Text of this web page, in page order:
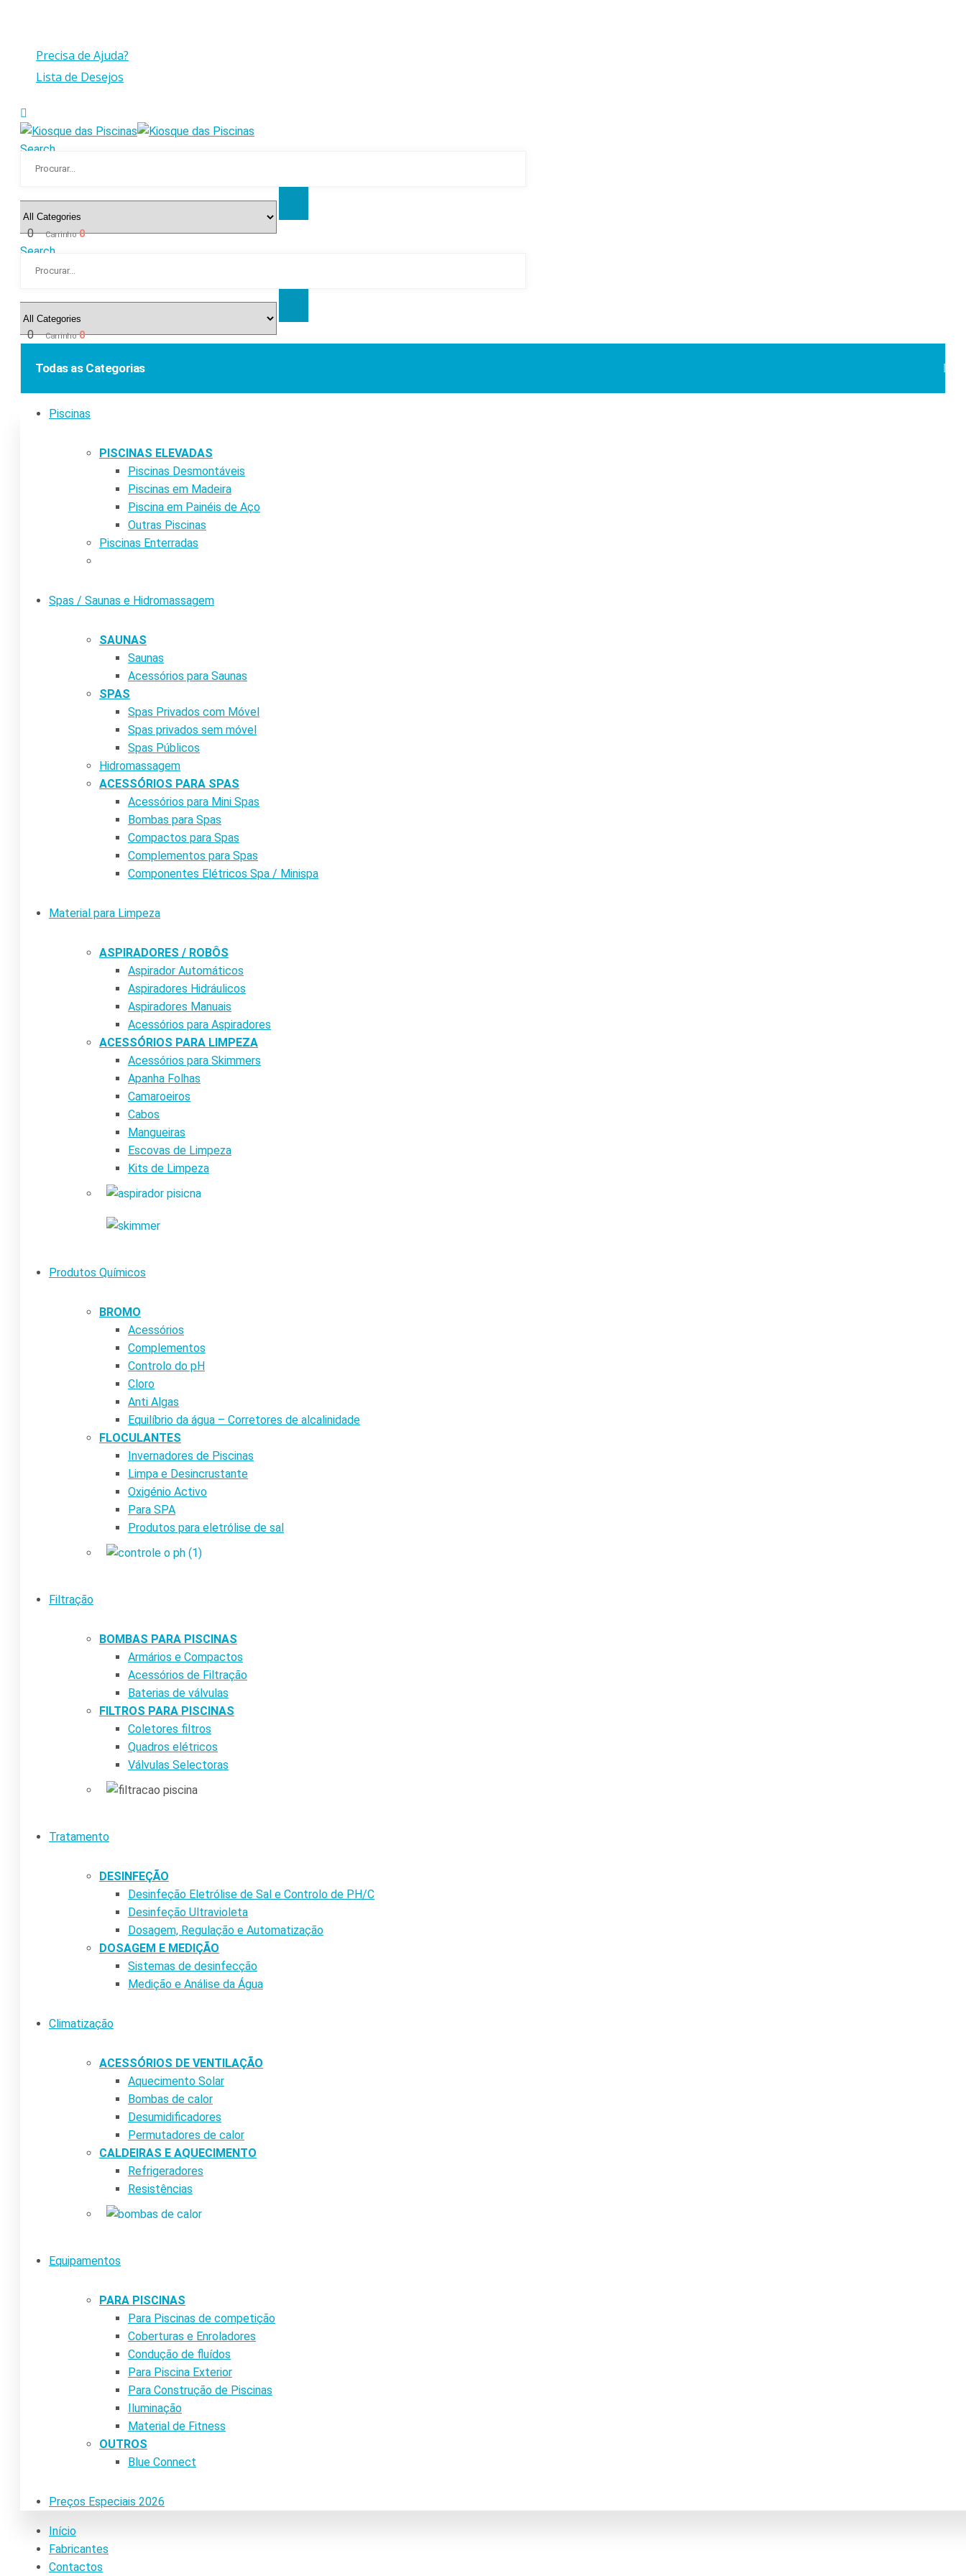
Precisa de Ajuda?
Lista de Desejos
Search
0 Carrinho0
Search
0 Carrinho0
Todas as Categorias
Piscinas
PISCINAS ELEVADAS
Piscinas Desmontáveis
Piscinas em Madeira
Piscina em Painéis de Aço
Outras Piscinas
Piscinas Enterradas
Spas / Saunas e Hidromassagem
SAUNAS
Saunas
Acessórios para Saunas
SPAS
Spas Privados com Móvel
Spas privados sem móvel
Spas Públicos
Hidromassagem
ACESSÓRIOS PARA SPAS
Acessórios para Mini Spas
Bombas para Spas
Compactos para Spas
Complementos para Spas
Componentes Elétricos Spa / Minispa
Material para Limpeza
ASPIRADORES / ROBÔS
Aspirador Automáticos
Aspiradores Hidráulicos
Aspiradores Manuais
Acessórios para Aspiradores
ACESSÓRIOS PARA LIMPEZA
Acessórios para Skimmers
Apanha Folhas
Camaroeiros
Cabos
Mangueiras
Escovas de Limpeza
Kits de Limpeza
Produtos Químicos
BROMO
Acessórios
Complementos
Controlo do pH
Cloro
Anti Algas
Equilíbrio da água – Corretores de alcalinidade
FLOCULANTES
Invernadores de Piscinas
Limpa e Desincrustante
Oxigénio Activo
Para SPA
Produtos para eletrólise de sal
Filtração
BOMBAS PARA PISCINAS
Armários e Compactos
Acessórios de Filtração
Baterias de válvulas
FILTROS PARA PISCINAS
Coletores filtros
Quadros elétricos
Válvulas Selectoras
Tratamento
DESINFEÇÃO
Desinfeção Eletrólise de Sal e Controlo de PH/C
Desinfeção Ultravioleta
Dosagem, Regulação e Automatização
DOSAGEM E MEDIÇÃO
Sistemas de desinfecção
Medição e Análise da Água
Climatização
ACESSÓRIOS DE VENTILAÇÃO
Aquecimento Solar
Bombas de calor
Desumidificadores
Permutadores de calor
CALDEIRAS E AQUECIMENTO
Refrigeradores
Resistências
Equipamentos
PARA PISCINAS
Para Piscinas de competição
Coberturas e Enroladores
Condução de fluídos
Para Piscina Exterior
Para Construção de Piscinas
Iluminação
Material de Fitness
OUTROS
Blue Connect
Preços Especiais 2026
Início
Fabricantes
Contactos